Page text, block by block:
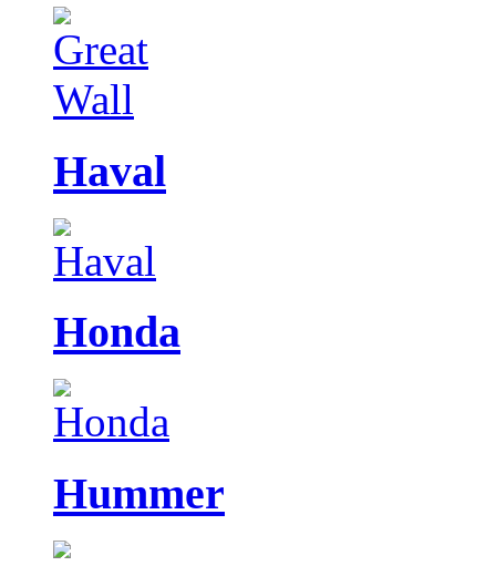
Haval
Honda
Hummer